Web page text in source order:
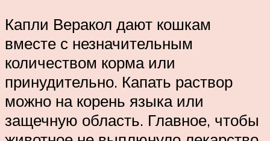
Капли Веракол дают кошкам
вместе с незначительным
количеством корма или
принудительно. Капать раствор
можно на корень языка или
защечную область. Главное, чтобы